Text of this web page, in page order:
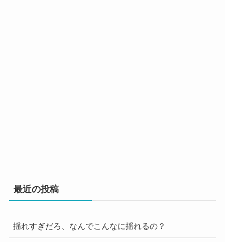
最近の投稿
揺れすぎだろ、なんでこんなに揺れるの？